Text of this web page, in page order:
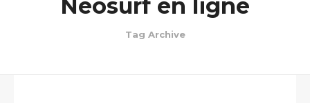
Neosurf en ligne
Tag Archive